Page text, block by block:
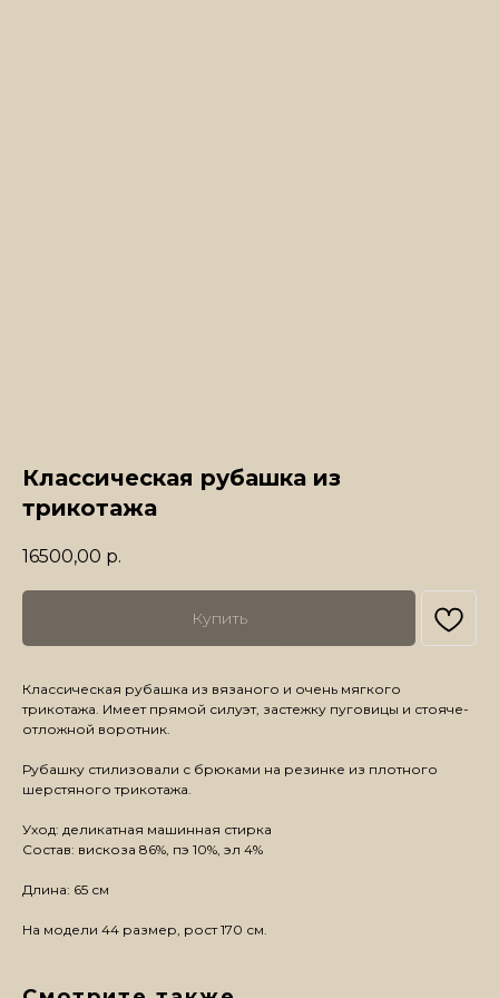
Классическая рубашка из
трикотажа
16500,00 р.
Купить
Классическая рубашка из вязаного и очень мягкого
трикотажа. Имеет прямой силуэт, застежку пуговицы и стояче-
отложной воротник.
Рубашку стилизовали с брюками на резинке из плотного
шерстяного трикотажа.
Уход: деликатная машинная стирка
Состав: вискоза 86%, пэ 10%, эл 4%
Длина: 65 см
На модели 44 размер, рост 170 см.